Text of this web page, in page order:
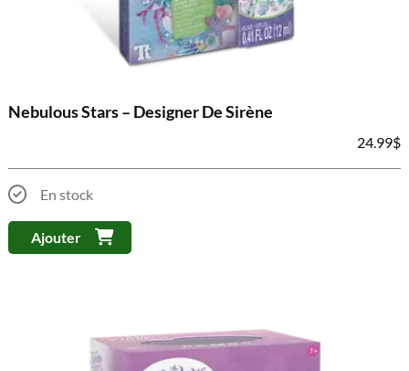
Nebulous Stars – Designer De Sirène
24.99$
En stock
Ajouter